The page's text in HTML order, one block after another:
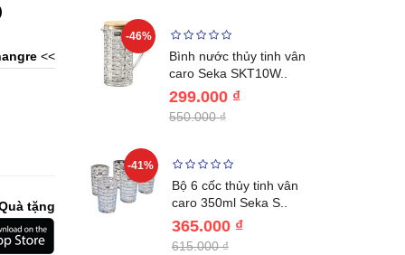
<<
tặng
LK24-
20..
Nhật..
-46%
Bình nước thủy tinh vân
caro Seka SKT10W..
299.000 ₫
550.000 ₫
-41%
Bộ 6 cốc thủy tinh vân
caro 350ml Seka S..
365.000 ₫
615.000 ₫